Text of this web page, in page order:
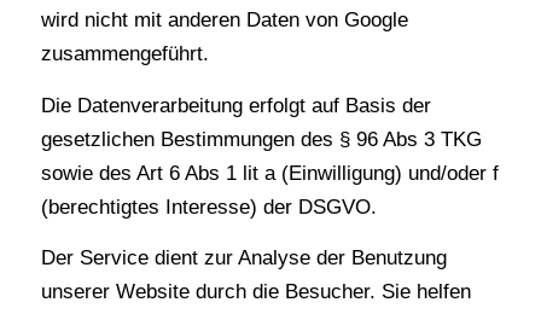
wird nicht mit anderen Daten von Google
zusammengeführt.
Die Datenverarbeitung erfolgt auf Basis der
gesetzlichen Bestimmungen des § 96 Abs 3 TKG
sowie des Art 6 Abs 1 lit a (Einwilligung) und/oder f
(berechtigtes Interesse) der DSGVO.
Der Service dient zur Analyse der Benutzung
unserer Website durch die Besucher. Sie helfen